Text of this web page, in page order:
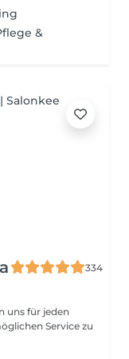
&
334
uns für jeden
Service zu